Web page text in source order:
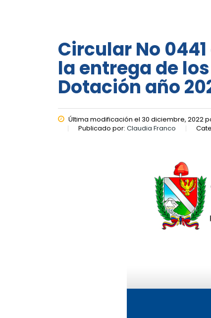
Circular No
la entrega de
Dotación año
Última modificación el 30 diciembre, 2022
Publicado por: Claudia Franco